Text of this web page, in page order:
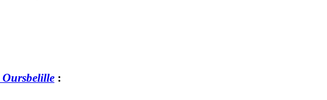
Oursbelille :